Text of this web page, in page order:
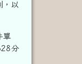
，以
單
分